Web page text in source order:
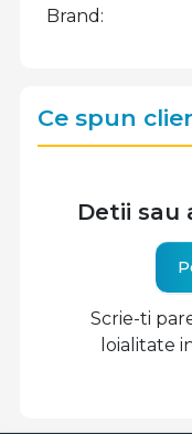
Brand
Ce spun
Detii sau
Scrie-ti
loialitate